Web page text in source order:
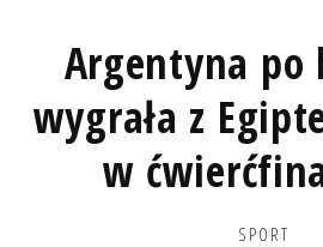
Argentyna po
wygrała z
w
SPORT